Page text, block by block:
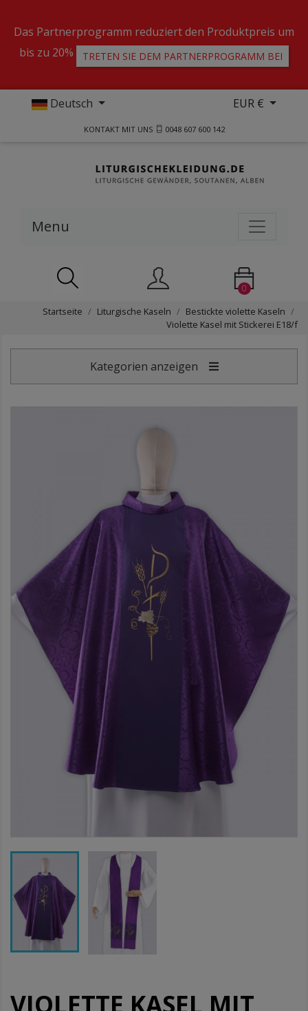
Das Partnerprogramm reduziert den Produktpreis um
bis zu 20%
TRETEN SIE DEM PARTNERPROGRAMM BEI
Deutsch EUR €
KONTAKT MIT UNS 0048 607 600 142
Menu
0
Startseite Liturgische Kaseln
Bestickte violette Kaseln
Violette Kasel mit Stickerei E18/f
Kategorien anzeigen
VIOLETTE KASEL MIT